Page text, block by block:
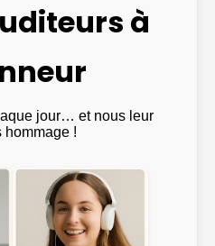
à
jour… et nous leur
hommage !